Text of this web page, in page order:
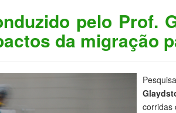
pelo Prof.
da migração
corridas